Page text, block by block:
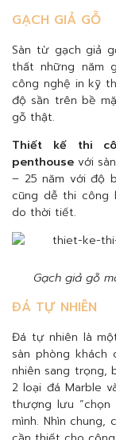
GẠCH GIẢ GỖ
Sàn từ gạch giả
thất những năm
công nghệ in kỹ
độ sần trên bề
gỗ thật.
Thiết kế thi
penthouse với
– 25 năm với độ
cũng dễ thi công
do thời tiết.
Gạch giả gỗ
ĐÁ TỰ NHIÊN
Đá tự nhiên là
sàn phòng
nhiên sang trọng,
2 loại đá Marble
thượng lưu
mình. Nhìn